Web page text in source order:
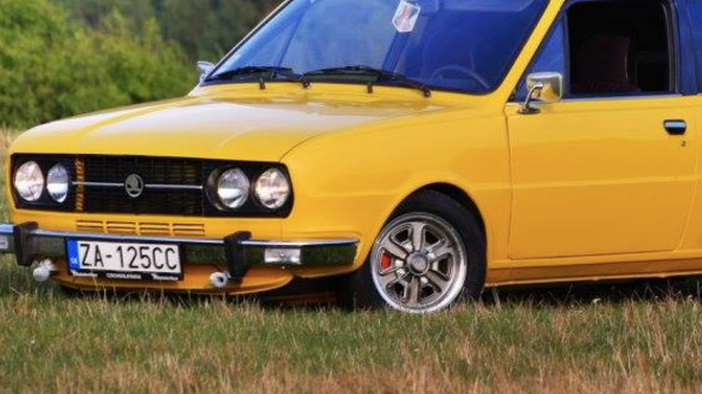
ESPORT
NORRIS